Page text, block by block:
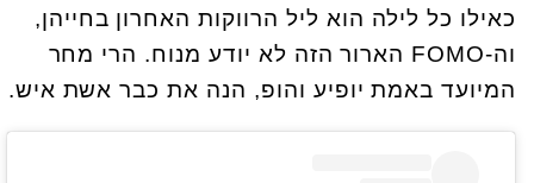
כאילו כל לילה הוא ליל הרווקות האחרון בחייהן,
וה-FOMO הארור הזה לא יודע מנוח. הרי מחר
המיועד באמת יופיע והופ, הנה את כבר אשת איש.